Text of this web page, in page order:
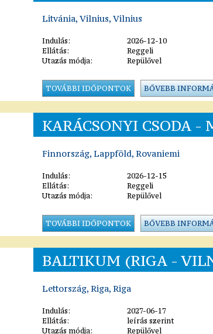
Litvánia, Vilnius, Vilnius
Indulás:
2026-12-10
Ellátás:
Reggeli
Utazás módja:
Repülővel
TOVÁBBI IDŐPONTOK BŐVEBB
KARÁCSONYI CSODA
Finnország, Lappföld, Rovaniemi
Indulás:
2026-12-15
Ellátás:
Reggeli
Utazás módja:
Repülővel
TOVÁBBI IDŐPONTOK BŐVEBB
BALTIKUM (RIGA -
Lettország, Riga, Riga
Indulás:
2027-06-17
Ellátás:
leírás szerint
Utazás módja:
Repülővel